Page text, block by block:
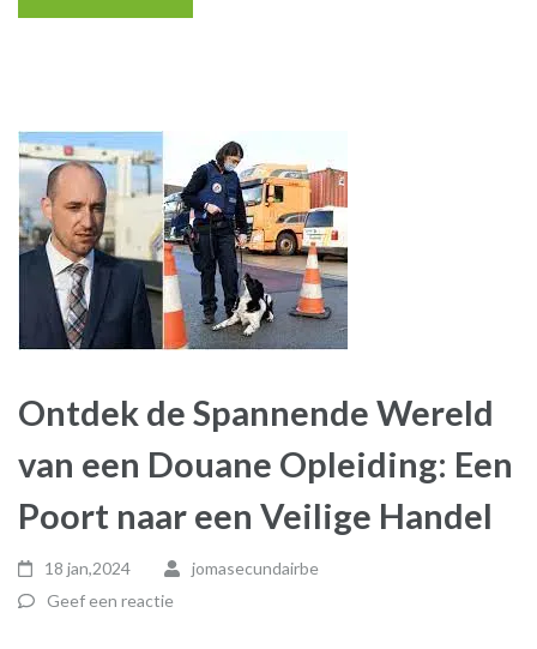
Ontdek de Spannende Wereld
van een Douane Opleiding: Een
Poort naar een Veilige Handel
18 jan,2024
jomasecundairbe
Geef een reactie